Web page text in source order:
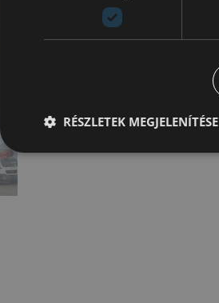
RÉSZLETEK MEGJELENÍTÉSE